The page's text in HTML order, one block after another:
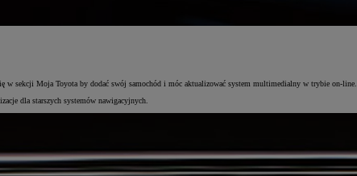
sekcji Moja Toyota by dodać swój samochód i móc aktualizować system multimedialny w trybie on-line.
dla starszych systemów nawigacyjnych.